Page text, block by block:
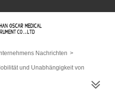
Nachrichten >
und Unabhängigkeit von